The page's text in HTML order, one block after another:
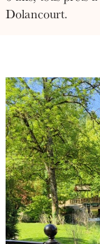
Dolancourt.